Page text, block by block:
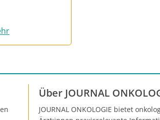
Über JOURNAL
JOURNAL ONKOLOGIE bietet